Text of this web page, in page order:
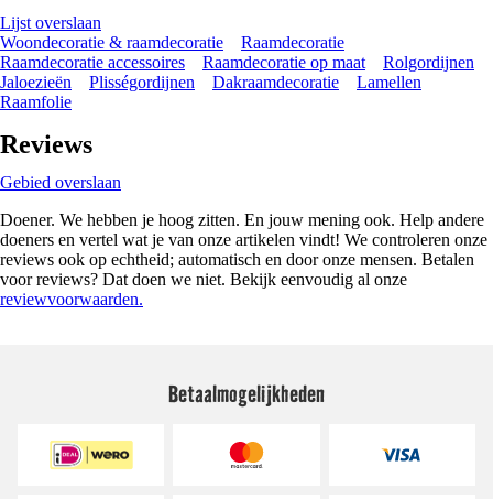
Lijst overslaan
Woondecoratie & raamdecoratie
Raamdecoratie
Raamdecoratie accessoires
Raamdecoratie op maat
Rolgordijnen
Jaloezieën
Plisségordijnen Dakraamdecoratie
Lamellen
Raamfolie
Reviews
Gebied overslaan
Doener. We hebben je hoog zitten. En jouw mening ook. Help andere
doeners en vertel wat je van onze artikelen vindt! We controleren onze
reviews ook op echtheid; automatisch en door onze mensen. Betalen
voor reviews? Dat doen we niet. Bekijk eenvoudig al onze
reviewvoorwaarden.
Betaalmogelijkheden